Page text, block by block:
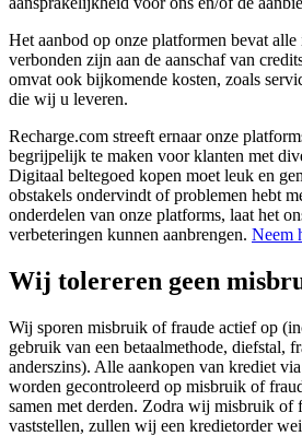
Het aanbod op onze platformen bevat
verbonden zijn aan de aanschaf van
omvat ook bijkomende kosten, zoals
die wij u leveren.
Recharge.com streeft ernaar onze
begrijpelijk te maken voor klanten met
Digitaal beltegoed kopen moet leuk en
obstakels ondervindt of problemen hebt
onderdelen van onze platforms, laat het
verbeteringen kunnen aanbrengen. Neem
Wij tolereren geen
Wij sporen misbruik of fraude actief op
gebruik van een betaalmethode, diefstal,
anderszins). Alle aankopen van krediet
worden gecontroleerd op misbruik of
samen met derden. Zodra wij misbruik of
vaststellen, zullen wij een kredietorder